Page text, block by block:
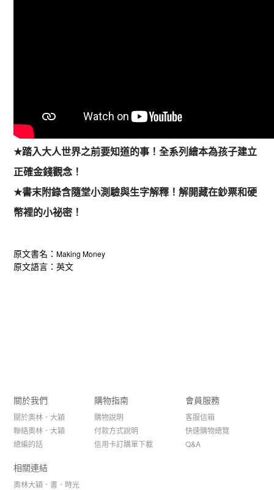
★踏入大人世界之前要知道的事！全系列繪本為孩子建立
正確金錢觀念！
★書末附錄含隨堂小測驗與生字解釋！解開藏在鈔票和硬
幣裡的小祕密！
原文書名：Making Money
原文語言：英文
關於我們
關於奧林．大穎
聯絡奧林．大穎
總編的話
購物指南
購物說明
付款方式說明
信用卡訂購單下載
會員服務
客服信箱
快速購物總覽
Q&A
相關連結
奧林大穎．書．時光